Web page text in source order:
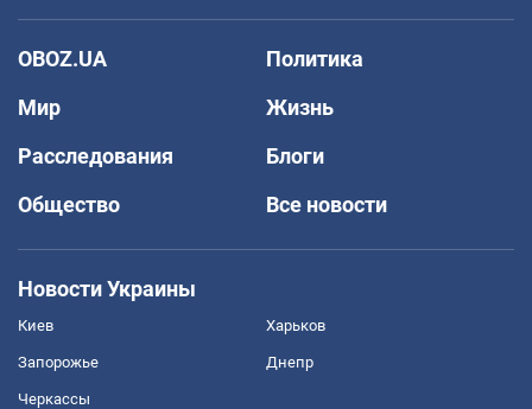
OBOZ.UA
Политика
Мир
Жизнь
Расследования
Блоги
Общество
Все новости
Новости Украины
Киев Харьков
Запорожье Днепр
Черкассы